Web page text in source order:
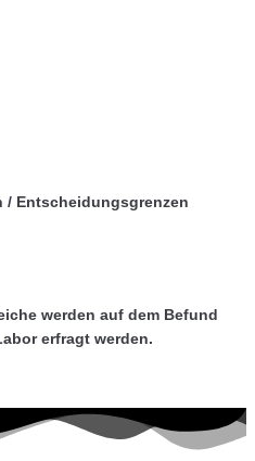
/ Entscheidungsgrenzen
werden auf dem Befund
erfragt werden.